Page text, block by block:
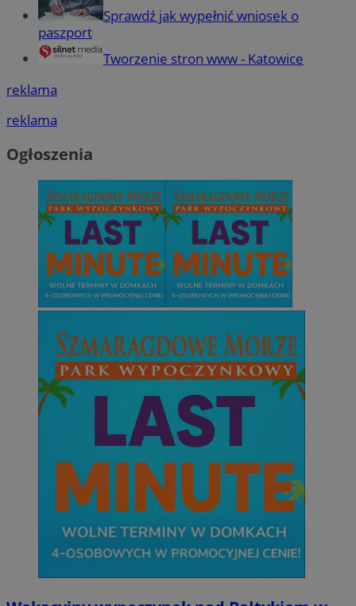
Sprawdź jak wypełnić wniosek o
paszport
Tworzenie stron www - Katowice
reklama
reklama
Ogłoszenia